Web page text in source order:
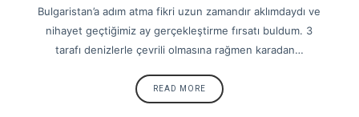
Bulgaristan’a adım atma fikri uzun zamandır aklımdaydı ve
nihayet geçtiğimiz ay gerçekleştirme fırsatı buldum. 3
tarafı denizlerle çevrili olmasına rağmen karadan…
READ MORE